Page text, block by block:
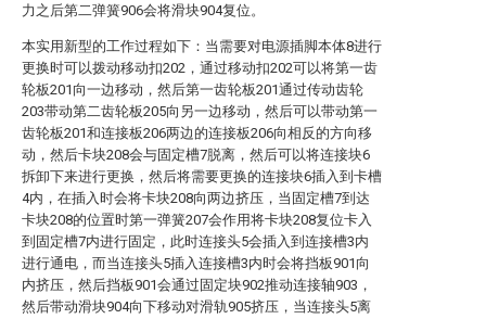
力之后第二弹簧906会将滑块904复位。
本实用新型的工作过程如下：当需要对电源插脚本体8进行
更换时可以拨动移动扣202，通过移动扣202可以将第一齿
轮板201向一边移动，然后第一齿轮板201通过传动齿轮
203带动第二齿轮板205向另一边移动，然后可以带动第一
齿轮板201和连接板206两边的连接板206向相反的方向移
动，然后卡块208会与固定槽7脱离，然后可以将连接块6
拆卸下来进行更换，然后将需要更换的连接块6插入到卡槽
4内，在插入时会将卡块208向两边挤压，当固定槽7到达
卡块208的位置时第一弹簧207会作用将卡块208复位卡入
到固定槽7内进行固定，此时连接头5会插入到连接槽3内
进行通电，而当连接头5插入连接槽3内时会将挡板901向
内挤压，然后挡板901会通过固定块902推动连接轴903，
然后带动滑块904向下移动对滑轨905挤压，当连接头5离